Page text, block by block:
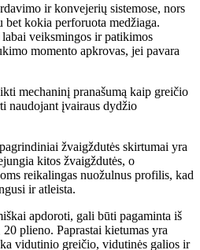
ir konvejerių sistemose, nors
bet kokia perforuota medžiaga.
veiksmingos ir patikimos
momento apkrovas, jei pavara
mechaninį pranašumą kaip greičio
naudojant įvairaus dydžio
žvaigždutės skirtumai yra
kitos žvaigždutės, o
reikalingas nuožulnus profilis, kad
ir atleista.
apdoroti, gali būti pagaminta iš
plieno. Paprastai kietumas yra
vidutinio greičio, vidutinės galios ir